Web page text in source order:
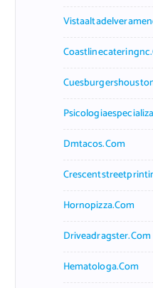
Dmtacos.com
Hornopizza.com
Driveadragster.com
Hematologa.com